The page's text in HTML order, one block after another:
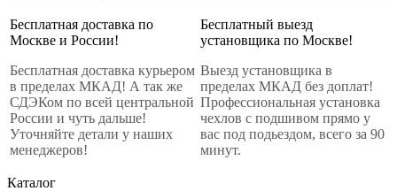
Бесплатная доставка по
Москве и России!
Бесплатная доставка курьером
в пределах МКАД! А так же
СДЭКом по всей центральной
России и чуть дальше!
Уточняйте детали у наших
менеджеров!
Бесплатный выезд
установщика по Москве!
Выезд установщика в
пределах МКАД без доплат!
Профессиональная установка
чехлов с подшивом прямо у
вас под подьездом, всего за 90
минут.
Каталог